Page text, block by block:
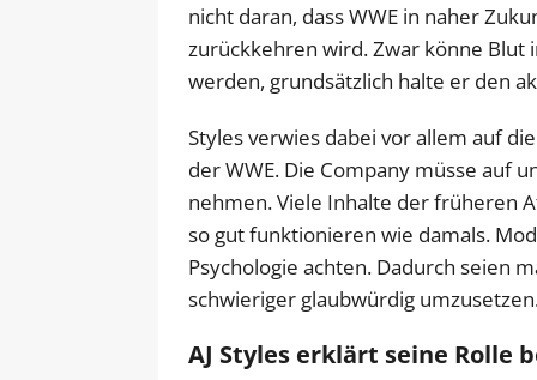
nicht daran, dass WWE in naher
zurückkehren wird. Zwar könne
werden, grundsätzlich halte er den
Styles verwies dabei vor allem auf
der WWE. Die Company müsse auf
nehmen. Viele Inhalte der früheren
so gut funktionieren wie damals.
Psychologie achten. Dadurch seien
schwieriger glaubwürdig
AJ Styles erklärt seine Rolle